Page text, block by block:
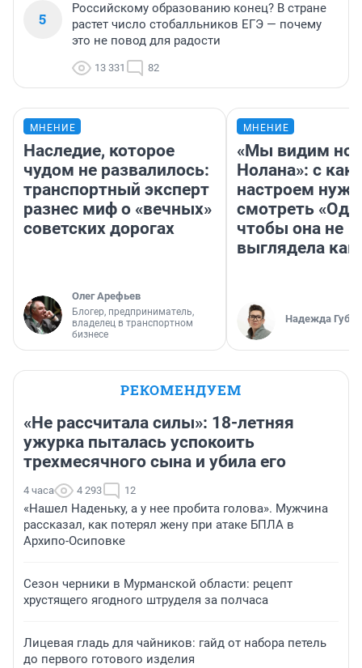
5
Российскому образованию конец? В стране
растет число стобалльников ЕГЭ — почему
это не повод для радости
13 331 82
МНЕНИЕ
Наследие, которое
чудом не развалилось:
транспортный эксперт
разнес миф о «вечных»
советских дорогах
Олег Арефьев
Блогер, предприниматель,
владелец в транспортном
бизнесе
МНЕНИЕ
«Мы видим
Нолана»: с
настроем
смотреть
чтобы она не
выглядела как
Надежда
РЕКОМЕНДУЕМ
«Не рассчитала силы»: 18-летняя
ужурка пыталась успокоить
трехмесячного сына и убила его
4 часа 4 293 12
«Нашел Наденьку, а у нее пробита голова». Мужчина
рассказал, как потерял жену при атаке БПЛА в
Архипо-Осиповке
Сезон черники в Мурманской области: рецепт
хрустящего ягодного штруделя за полчаса
Лицевая гладь для чайников: гайд от набора петель
до первого готового изделия